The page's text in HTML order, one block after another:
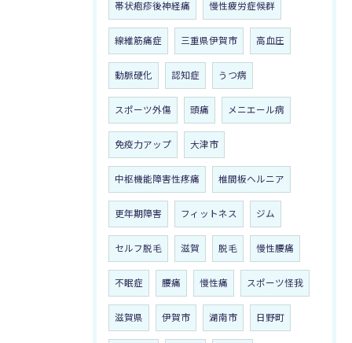
帯状疱疹後神経痛 慢性疲労症候群
線維筋痛症 三重県伊賀市 高血圧
動脈硬化 認知症 うつ病
スポーツ外傷 頭痛 メニエール病
免疫力アップ 大津市
中枢機能障害性疼痛 椎間板ヘルニア
更年期障害 フィットネス ジム
セルフ脱毛 滋賀 脱毛 慢性腰痛
不眠症 腰痛 慢性痛 スポーツ怪我
滋賀県 伊賀市 湖南市 日野町